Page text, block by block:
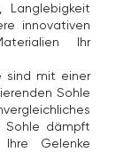
Langlebigkeit
innovativen
Ihr
sind mit einer
Sohle
Sohle dämpft
Gelenke